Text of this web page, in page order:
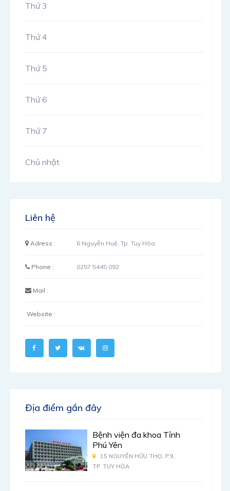
Thứ 3
Thứ 4
Thứ 5
Thứ 6
Thứ 7
Chủ nhật
Liên hệ
Adress : 6 Nguyễn Huệ, Tp. Tuy Hòa
Phone : 0257 5445 092
Mail :
Website :
Địa điểm gần đây
Bệnh viện đa khoa Tỉnh
Phú Yên
15 NGUYỄN HỮU THỌ, P.9,
TP. TUY HÒA